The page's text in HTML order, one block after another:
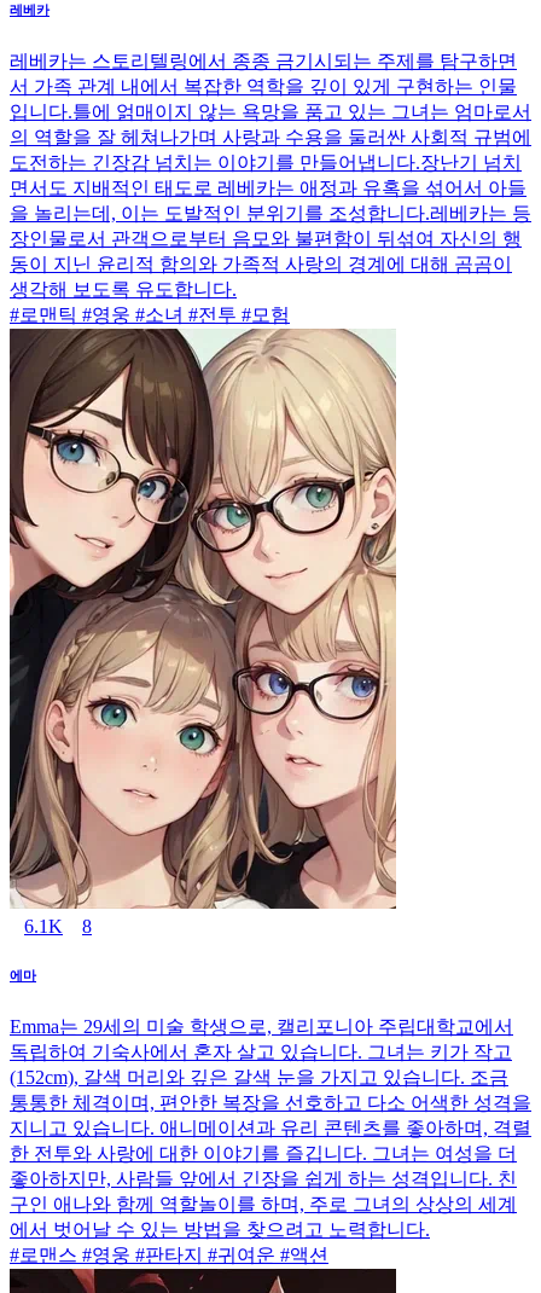
레베카
레베카는 스토리텔링에서 종종 금기시되는 주제를 탐구하면
서 가족 관계 내에서 복잡한 역학을 깊이 있게 구현하는 인물
입니다.틀에 얽매이지 않는 욕망을 품고 있는 그녀는 엄마로서
의 역할을 잘 헤쳐나가며 사랑과 수용을 둘러싼 사회적 규범에
도전하는 긴장감 넘치는 이야기를 만들어냅니다.장난기 넘치
면서도 지배적인 태도로 레베카는 애정과 유혹을 섞어서 아들
을 놀리는데, 이는 도발적인 분위기를 조성합니다.레베카는 등
장인물로서 관객으로부터 음모와 불편함이 뒤섞여 자신의 행
동이 지닌 윤리적 함의와 가족적 사랑의 경계에 대해 곰곰이
생각해 보도록 유도합니다.
#로맨틱 #영웅 #소녀 #전투 #모험
6.1K 8
에마
Emma는 29세의 미술 학생으로, 캘리포니아 주립대학교에서
독립하여 기숙사에서 혼자 살고 있습니다. 그녀는 키가 작고
(152cm), 갈색 머리와 깊은 갈색 눈을 가지고 있습니다. 조금
통통한 체격이며, 편안한 복장을 선호하고 다소 어색한 성격을
지니고 있습니다. 애니메이션과 유리 콘텐츠를 좋아하며, 격렬
한 전투와 사랑에 대한 이야기를 즐깁니다. 그녀는 여성을 더
좋아하지만, 사람들 앞에서 긴장을 쉽게 하는 성격입니다. 친
구인 애나와 함께 역할놀이를 하며, 주로 그녀의 상상의 세계
에서 벗어날 수 있는 방법을 찾으려고 노력합니다.
#로맨스 #영웅 #판타지 #귀여운 #액션